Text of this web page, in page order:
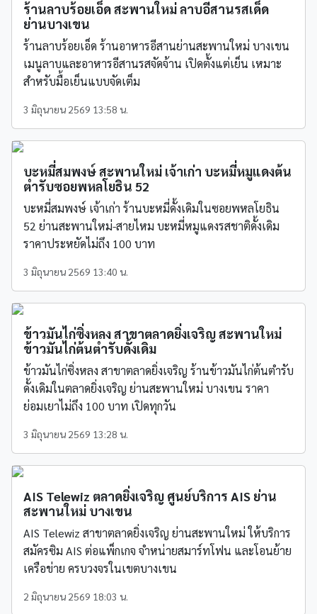
ร้านลาบร้อยเอ็ด สะพานใหม่ ลาบอีสานรสเด็ด
ย่านบางเขน
ร้านลาบร้อยเอ็ด ร้านอาหารอีสานย่านสะพานใหม่ บางเขน
เมนูลาบและอาหารอีสานรสจัดจ้าน เปิดตั้งแต่เย็น เหมาะ
สำหรับมื้อเย็นแบบจัดเต็ม
3 มิถุนายน 2569 13:58 น.
บะหมี่สมพงษ์ สะพานใหม่ เจ้าเก่า บะหมี่หมูแดงต้น
ตำรับซอยพหลโยธิน 52
บะหมี่สมพงษ์ เจ้าเก่า ร้านบะหมี่ดั้งเดิมในซอยพหลโยธิน
52 ย่านสะพานใหม่-สายไหม บะหมี่หมูแดงรสชาติดั้งเดิม
ราคาประหยัดไม่ถึง 100 บาท
3 มิถุนายน 2569 13:40 น.
ข้าวมันไก่ซิ่งหลง สาขาตลาดยิ่งเจริญ สะพานใหม่
ข้าวมันไก่ต้นตำรับดั้งเดิม
ข้าวมันไก่ซิ่งหลง สาขาตลาดยิ่งเจริญ ร้านข้าวมันไก่ต้นตำรับ
ดั้งเดิมในตลาดยิ่งเจริญ ย่านสะพานใหม่ บางเขน ราคา
ย่อมเยาไม่ถึง 100 บาท เปิดทุกวัน
3 มิถุนายน 2569 13:28 น.
AIS Telewiz ตลาดยิ่งเจริญ ศูนย์บริการ AIS ย่าน
สะพานใหม่ บางเขน
AIS Telewiz สาขาตลาดยิ่งเจริญ ย่านสะพานใหม่ ให้บริการ
สมัครซิม AIS ต่อแพ็กเกจ จำหน่ายสมาร์ทโฟน และโอนย้าย
เครือข่าย ครบวงจรในเขตบางเขน
2 มิถุนายน 2569 18:03 น.